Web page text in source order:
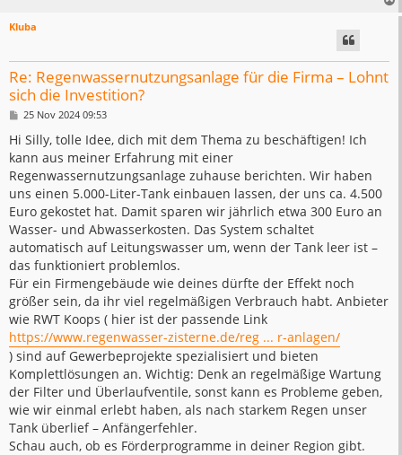
Kluba
Re: Regenwassernutzungsanlage für die Firma – Lohnt
sich die Investition?
B
i
t
r
a
g
25 Nov 2024 09:53
Hi Silly, tolle Idee, dich mit dem Thema zu beschäftigen! Ich
kann aus meiner Erfahrung mit einer
Regenwassernutzungsanlage zuhause berichten. Wir haben
uns einen 5.000-Liter-Tank einbauen lassen, der uns ca. 4.500
Euro gekostet hat. Damit sparen wir jährlich etwa 300 Euro an
Wasser- und Abwasserkosten. Das System schaltet
automatisch auf Leitungswasser um, wenn der Tank leer ist –
das funktioniert problemlos.
Für ein Firmengebäude wie deines dürfte der Effekt noch
größer sein, da ihr viel regelmäßigen Verbrauch habt. Anbieter
wie RWT Koops ( hier ist der passende Link
https://www.regenwasser-zisterne.de/reg ... r-anlagen/
) sind auf Gewerbeprojekte spezialisiert und bieten
Komplettlösungen an. Wichtig: Denk an regelmäßige Wartung
der Filter und Überlaufventile, sonst kann es Probleme geben,
wie wir einmal erlebt haben, als nach starkem Regen unser
Tank überlief – Anfängerfehler.
Schau auch, ob es Förderprogramme in deiner Region gibt.